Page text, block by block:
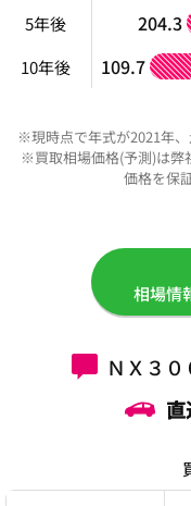
5年後 204.3
10年後 109.7
※現時点で年式が2021年、
※買取相場価格(予測)は弊
価格を保
相場情
ＮＸ３